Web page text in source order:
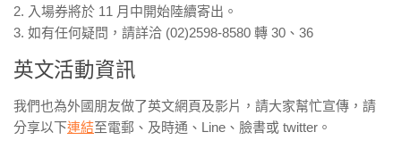
2. 入場券將於 11 月中開始陸續寄出。
3. 如有任何疑問，請詳洽 (02)2598-8580 轉 30、36
英文活動資訊
我們也為外國朋友做了英文網頁及影片，請大家幫忙宣傳，請
分享以下連結至電郵、及時通、Line、臉書或 twitter。